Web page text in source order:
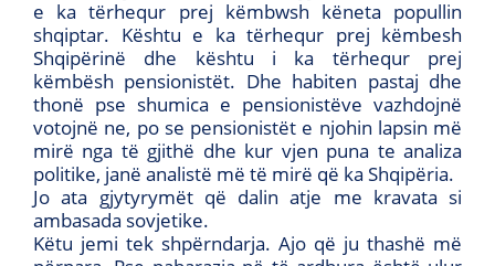
e ka tërhequr prej këmbwsh këneta popullin
shqiptar. Kështu e ka tërhequr prej këmbesh
Shqipërinë dhe kështu i ka tërhequr prej
këmbësh pensionistët. Dhe habiten pastaj dhe
thonë pse shumica e pensionistëve vazhdojnë
votojnë ne, po se pensionistët e njohin lapsin më
mirë nga të gjithë dhe kur vjen puna te analiza
politike, janë analistë më të mirë që ka Shqipëria.
Jo ata gjytyrymët që dalin atje me kravata si
ambasada sovjetike.
Këtu jemi tek shpërndarja. Ajo që ju thashë më